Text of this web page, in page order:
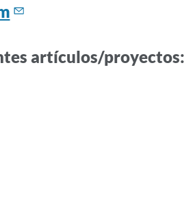
artículos/proyectos: